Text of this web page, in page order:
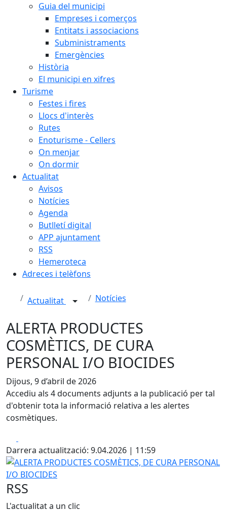
Guia del municipi
Empreses i comerços
Entitats i associacions
Subministraments
Emergències
Història
El municipi en xifres
Turisme
Festes i fires
Llocs d'interès
Rutes
Enoturisme - Cellers
On menjar
On dormir
Actualitat
Avisos
Notícies
Agenda
Butlletí digital
APP ajuntament
RSS
Hemeroteca
Adreces i telèfons
Actualitat Notícies
ALERTA PRODUCTES
COSMÈTICS, DE CURA
PERSONAL I/O BIOCIDES
Dijous, 9 d’abril de 2026
Accediu als 4 documents adjunts a la publicació per tal
d'obtenir tota la informació relativa a les alertes
cosmètiques.
Darrera actualització: 9.04.2026 | 11:59
ALERTA PRODUCTES COSMÈTICS, DE CURA PERSONAL I/
RSS
L'actualitat a un clic